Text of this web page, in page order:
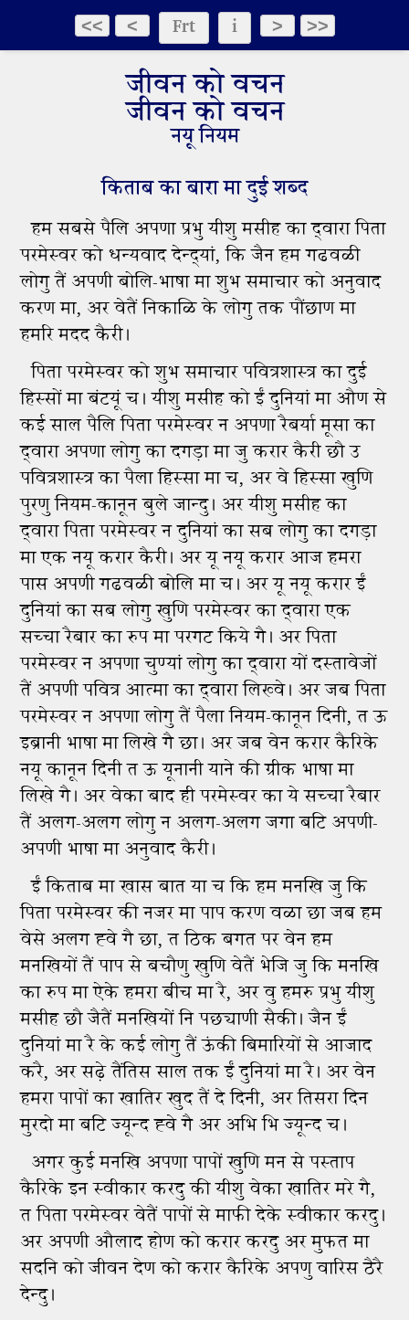
<< < Frt i > >>
जीवन को वचन
जीवन को वचन
नयू नियम
किताब का बारा मा दुई शब्द
हम सबसे पैलि अपणा प्रभु यीशु मसीह का द्‍वारा पिता
परमेस्वर को धन्यवाद देन्द्‍यां, कि जैन हम गढवळी
लोगु तैं अपणी बोलि-भाषा मा शुभ समाचार को अनुवाद
करण मा, अर वेतैं निकाळि के लोगु तक पौंछाण मा
हमरि मदद कैरी।
पिता परमेस्वर को शुभ समाचार पवित्रशास्‍त्र का दुई
हिस्सों मा बंटयूं च। यीशु मसीह को ईं दुनियां मा औण से
कई साल पैलि पिता परमेस्वर न अपणा रैबर्या मूसा का
द्‍वारा अपणा लोगु का दगड़ा मा जु करार कैरी छौ उ
पवित्रशास्‍त्र का पैला हिस्सा मा च, अर वे हिस्सा खुणि
पुरणु नियम-कानून बुले जान्दु। अर यीशु मसीह का
द्‍वारा पिता परमेस्वर न दुनियां का सब लोगु का दगड़ा
मा एक नयू करार कैरी। अर यू नयू करार आज हमरा
पास अपणी गढवळी बोलि मा च। अर यू नयू करार ईं
दुनियां का सब लोगु खुणि परमेस्वर का द्‍वारा एक
सच्‍चा रैबार का रुप मा परगट किये गै। अर पिता
परमेस्वर न अपणा चुण्यां लोगु का द्‍वारा यों दस्तावेजों
तैं अपणी पवित्र आत्मा का द्‍वारा लिख्वे। अर जब पिता
परमेस्वर न अपणा लोगु तैं पैला नियम-कानून दिनी, त ऊ
इब्रानी भाषा मा लिखे गै छा। अर जब वेन करार कैरिके
नयू कानून दिनी त ऊ यूनानी याने की ग्रीक भाषा मा
लिखे गै। अर वेका बाद ही परमेस्वर का ये सच्‍चा रैबार
तैं अलग-अलग लोगु न अलग-अलग जगा बटि अपणी-
अपणी भाषा मा अनुवाद कैरी।
ईं किताब मा खास बात या च कि हम मनखि जु कि
पिता परमेस्वर की नजर मा पाप करण वळा छा जब हम
वेसे अलग ह्‍वे गै छा, त ठिक बगत पर वेन हम
मनखियों तैं पाप से बचौणु खुणि वेतैं भेजि जु कि मनखि
का रुप मा ऐके हमरा बीच मा रै, अर वु हमरु प्रभु यीशु
मसीह छौ जैतैं मनखियों नि पछ्याणी सैकी। जैन ईं
दुनियां मा रै के कई लोगु तैं ऊंकी बिमारियों से आजाद
करै, अर सढ़े तैंतिस साल तक ईं दुनियां मा रै। अर वेन
हमरा पापों का खातिर खुद तैं दे दिनी, अर तिसरा दिन
मुरदो मा बटि ज्यून्द ह्‍वे गै अर अभि भि ज्यून्द च।
अगर कुई मनखि अपणा पापों खुणि मन से पस्ताप
कैरिके इन स्वीकार करदु की यीशु वेका खातिर मरे गै,
त पिता परमेस्वर वेतैं पापों से माफी देके स्वीकार करदु।
अर अपणी औलाद होण को करार करदु अर मुफत मा
सदनि को जीवन देण को करार कैरिके अपणु वारिस ठैरै
देन्दु।